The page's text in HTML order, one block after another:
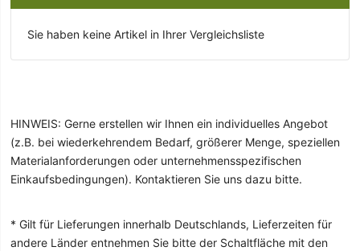
Sie haben keine Artikel in Ihrer Vergleichsliste
HINWEIS: Gerne erstellen wir Ihnen ein individuelles Angebot
(z.B. bei wiederkehrendem Bedarf, größerer Menge, speziellen
Materialanforderungen oder unternehmensspezifischen
Einkaufsbedingungen). Kontaktieren Sie uns dazu bitte.
* Gilt für Lieferungen innerhalb Deutschlands, Lieferzeiten für
andere Länder entnehmen Sie bitte der Schaltfläche mit den